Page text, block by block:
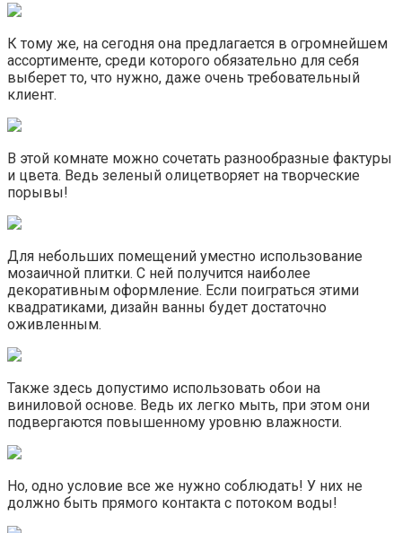
К тому же, на сегодня она предлагается в огромнейшем
ассортименте, среди которого обязательно для себя
выберет то, что нужно, даже очень требовательный
клиент.
В этой комнате можно сочетать разнообразные фактуры
и цвета. Ведь зеленый олицетворяет на творческие
порывы!
Для небольших помещений уместно использование
мозаичной плитки. С ней получится наиболее
декоративным оформление. Если поиграться этими
квадратиками, дизайн ванны будет достаточно
оживленным.
Также здесь допустимо использовать обои на
виниловой основе. Ведь их легко мыть, при этом они
подвергаются повышенному уровню влажности.
Но, одно условие все же нужно соблюдать! У них не
должно быть прямого контакта с потоком воды!